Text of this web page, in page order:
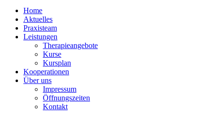
Home
Aktuelles
Praxisteam
Leistungen
Therapieangebote
Kurse
Kursplan
Kooperationen
Über uns
Impressum
Öffnungszeiten
Kontakt